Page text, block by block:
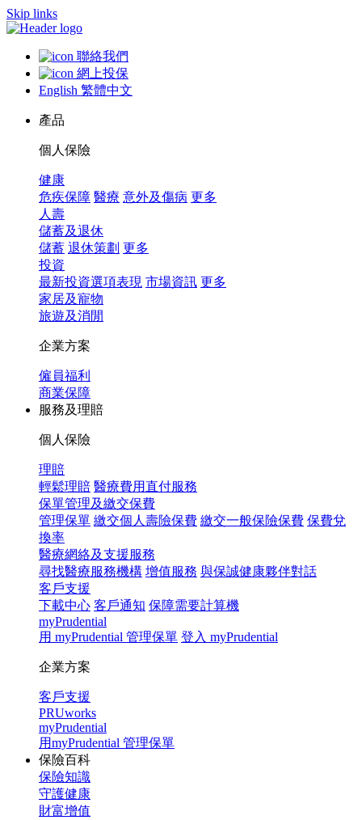
Skip links
聯絡我們
網上投保
English 繁體中文
產品
個人保險
健康
危疾保障 醫療 意外及傷病 更多
人壽
儲蓄及退休
儲蓄 退休策劃 更多
投資
最新投資選項表現 市場資訊 更多
家居及寵物
旅遊及消閒
企業方案
僱員福利
商業保障
服務及理賠
個人保險
理賠
輕鬆理賠 醫療費用直付服務
保單管理及繳交保費
管理保單 繳交個人壽險保費 繳交一般保險保費 保費兌
換率
醫療網絡及支援服務
尋找醫療服務機構 增值服務 與保誠健康夥伴對話
客戶支援
下載中心 客戶通知 保障需要計算機
myPrudential
用 myPrudential 管理保單 登入 myPrudential
企業方案
客戶支援
PRUworks
myPrudential
用myPrudential 管理保單
保險百科
保險知識
守護健康
財富增值